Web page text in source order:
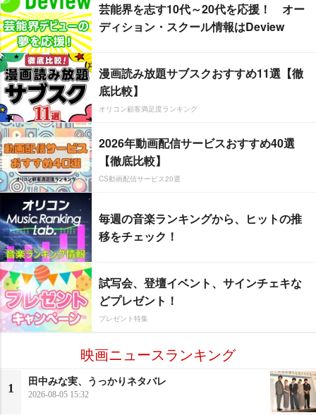
芸能界を志す10代～20代を応援！ オー
ディション・スクール情報はDeview
漫画読み放題サブスクおすすめ11選【徹
底比較】
オリコン顧客満足度ランキング
2026年動画配信サービスおすすめ40選
【徹底比較】
CS動画配信サービス20選
毎週の音楽ランキングから、ヒットの推
移をチェック！
試写会、登壇イベント、サインチェキな
どプレゼント！
プレゼント特集
映画ニュースランキング
1
田中みな実、うっかりネタバレ
2026-08-05 15:32